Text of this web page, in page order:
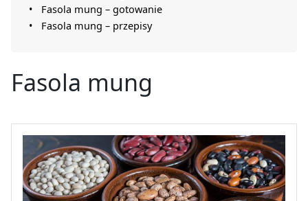
Fasola mung – gotowanie
Fasola mung – przepisy
Fasola mung